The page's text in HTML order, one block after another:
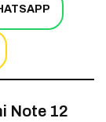
Note 12